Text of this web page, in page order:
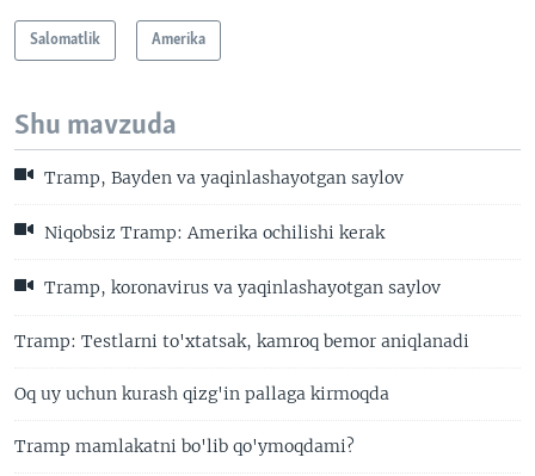
Salomatlik Amerika
Shu mavzuda
Tramp, Bayden va yaqinlashayotgan saylov
Niqobsiz Tramp: Amerika ochilishi kerak
Tramp, koronavirus va yaqinlashayotgan saylov
Tramp: Testlarni to'xtatsak, kamroq bemor aniqlanadi
Oq uy uchun kurash qizg'in pallaga kirmoqda
Tramp mamlakatni bo'lib qo'ymoqdami?